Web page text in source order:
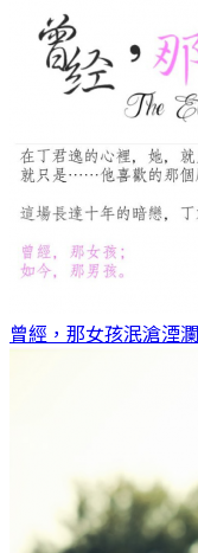
曾經，那女孩泯滄湮瀾